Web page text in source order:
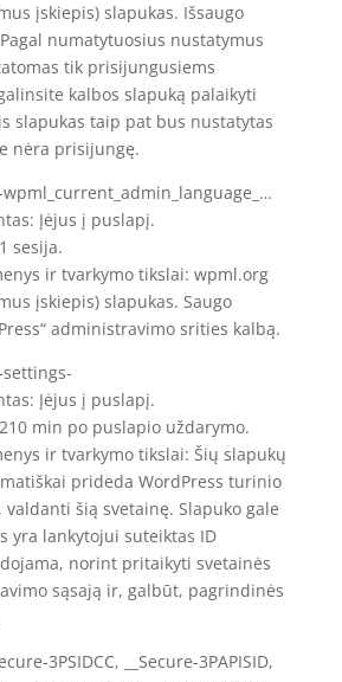
įskiepis) slapukas. Išsaugo
numatytuosius nustatymus
tik prisijungusiems
kalbos slapuką palaikyti
slapukas taip pat bus nustatytas
nėra prisijungę.
Įėjus į puslapį.
sesija.
ir tvarkymo tikslai: wpml.org
įskiepis) slapukas. Saugo
administravimo srities kalbą.
settings-
Įėjus į puslapį.
min po puslapio uždarymo.
ir tvarkymo tikslai: Šių slapukų
prideda WordPress turinio
šią svetainę. Slapuko gale
yra lankytojui suteiktas ID
norint pritaikyti svetainės
sąsają ir, galbūt, pagrindinės
3PSIDCC, __Secure-3PAPISID,